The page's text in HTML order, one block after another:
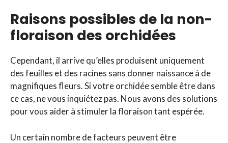
Raisons possibles de la non-
floraison des orchidées
Cependant, il arrive qu’elles produisent uniquement
des feuilles et des racines sans donner naissance à de
magnifiques fleurs. Si votre orchidée semble être dans
ce cas, ne vous inquiétez pas. Nous avons des solutions
pour vous aider à stimuler la floraison tant espérée.
Un certain nombre de facteurs peuvent être